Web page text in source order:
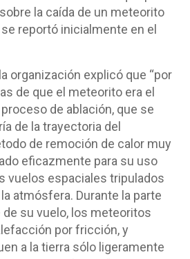
la caída de un meteorito
reportó inicialmente en el
organización explicó que “por
de que el meteorito era el
de ablación, que se
de la trayectoria del
de remoción de calor muy
eficazmente para su uso
vuelos espaciales tripulados
atmósfera. Durante la parte
de su vuelo, los meteoritos
por fricción, y
a la tierra sólo ligeramente